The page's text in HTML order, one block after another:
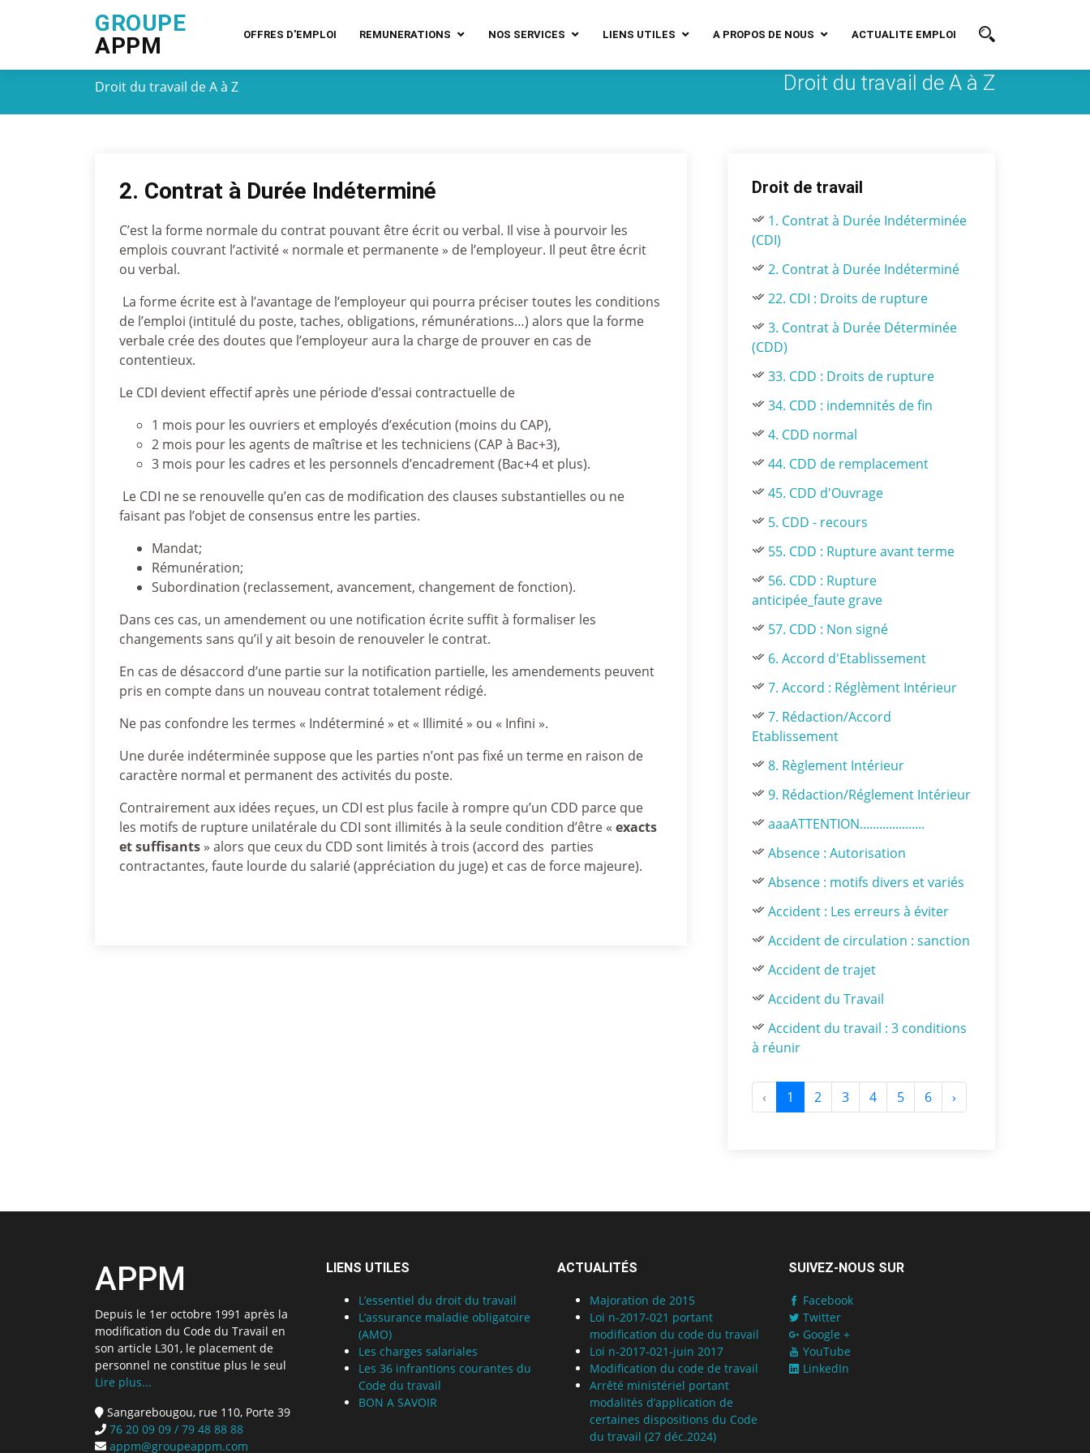
GROUPE
APPM
OFFRES D'EMPLOI REMUNERATIONS NOS SERVICES LIENS UTILES A PROPOS DE NOUS ACTUALITE EMPLOI
Droit du travail de A à Z Droit du travail de A à Z
2. Contrat à Durée Indéterminé
C’est la forme normale du contrat pouvant être écrit ou verbal. Il vise à pourvoir les
emplois couvrant l’activité « normale et permanente » de l’employeur. Il peut être écrit
ou verbal.
La forme écrite est à l’avantage de l’employeur qui pourra préciser toutes les conditions
de l’emploi (intitulé du poste, taches, obligations, rémunérations…) alors que la forme
verbale crée des doutes que l’employeur aura la charge de prouver en cas de
contentieux.
Le CDI devient effectif après une période d’essai contractuelle de
1 mois pour les ouvriers et employés d’exécution (moins du CAP),
2 mois pour les agents de maîtrise et les techniciens (CAP à Bac+3),
3 mois pour les cadres et les personnels d’encadrement (Bac+4 et plus).
Le CDI ne se renouvelle qu’en cas de modification des clauses substantielles ou ne
faisant pas l’objet de consensus entre les parties.
Mandat;
Rémunération;
Subordination (reclassement, avancement, changement de fonction).
Dans ces cas, un amendement ou une notification écrite suffit à formaliser les
changements sans qu’il y ait besoin de renouveler le contrat.
En cas de désaccord d’une partie sur la notification partielle, les amendements peuvent
pris en compte dans un nouveau contrat totalement rédigé.
Ne pas confondre les termes « Indéterminé » et « Illimité » ou « Infini ».
Une durée indéterminée suppose que les parties n’ont pas fixé un terme en raison de
caractère normal et permanent des activités du poste.
Contrairement aux idées reçues, un CDI est plus facile à rompre qu’un CDD parce que
les motifs de rupture unilatérale du CDI sont illimités à la seule condition d’être « exacts
et suffisants » alors que ceux du CDD sont limités à trois (accord des parties
contractantes, faute lourde du salarié (appréciation du juge) et cas de force majeure).
Droit de travail
1. Contrat à Durée Indéterminée
(CDI)
2. Contrat à Durée Indéterminé
22. CDI : Droits de rupture
3. Contrat à Durée Déterminée
(CDD)
33. CDD : Droits de rupture
34. CDD : indemnités de fin
4. CDD normal
44. CDD de remplacement
45. CDD d'Ouvrage
5. CDD - recours
55. CDD : Rupture avant terme
56. CDD : Rupture
anticipée_faute grave
57. CDD : Non signé
6. Accord d'Etablissement
7. Accord : Réglèment Intérieur
7. Rédaction/Accord
Etablissement
8. Règlement Intérieur
9. Rédaction/Réglement Intérieur
aaaATTENTION....................
Absence : Autorisation
Absence : motifs divers et variés
Accident : Les erreurs à éviter
Accident de circulation : sanction
Accident de trajet
Accident du Travail
Accident du travail : 3 conditions
à réunir
‹ 1 2 3 4 5 6 ›
APPM
Depuis le 1er octobre 1991 après la
modification du Code du Travail en
son article L301, le placement de
personnel ne constitue plus le seul
Lire plus...
Sangarebougou, rue 110, Porte 39
76 20 09 09 / 79 48 88 88
appm@groupeappm.com
LIENS UTILES
L’essentiel du droit du travail
L’assurance maladie obligatoire
(AMO)
Les charges salariales
Les 36 infrantions courantes du
Code du travail
BON A SAVOIR
ACTUALITÉS
Majoration de 2015
Loi n-2017-021 portant
modification du code du travail
Loi n-2017-021-juin 2017
Modification du code de travail
Arrêté ministériel portant
modalités d’application de
certaines dispositions du Code
du travail (27 déc.2024)
SUIVEZ-NOUS SUR
Facebook
Twitter
Google +
YouTube
LinkedIn